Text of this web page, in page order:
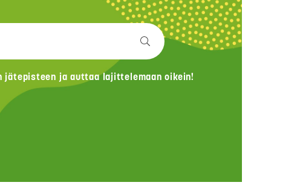
jätepisteen ja auttaa lajittelemaan oikein!